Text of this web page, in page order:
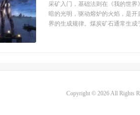
采矿入门，基础法则在《我的世
暗的光明，驱动熔炉的火焰，是
界的生成规律。煤炭矿石通常生
Copyright © 2026 All Rights